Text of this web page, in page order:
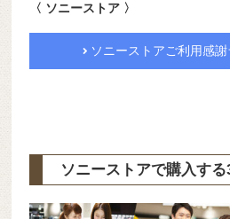
〈 ソニーストア 〉
ソニーストアご利用感
ソニーストアで購入す